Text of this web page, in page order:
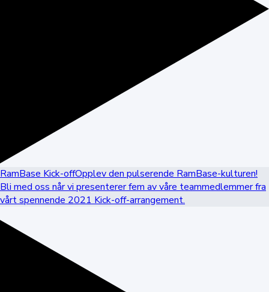
RamBase Kick-offOpplev den pulserende RamBase-kulturen!
Bli med oss når vi presenterer fem av våre teammedlemmer fra
vårt spennende 2021 Kick-off-arrangement.